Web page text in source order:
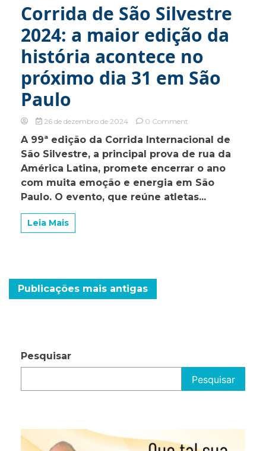
Corrida de São Silvestre
2024: a maior edição da
história acontece no
próximo dia 31 em São
Paulo
26 de dezembro de 2024 0 Commenton
de
São
2024:
a
maior
A 99ª edição da Corrida Internacional de
São Silvestre, a principal prova de rua da
América Latina, promete encerrar o ano
com muita emoção e energia em São
Paulo. O evento, que reúne atletas...
Leia Mais
Navegação
Publicações mais antigas
Pesquisar
Pesquisar